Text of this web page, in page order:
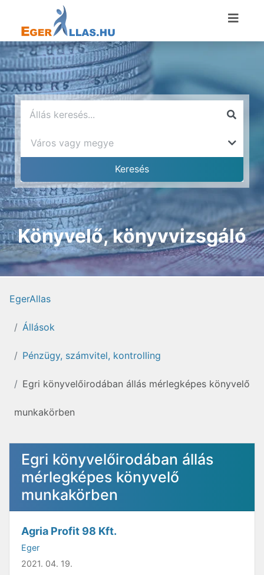
Könyvelő, könyvvizsgáló
EgerAllas
Állások
Pénzügy, számvitel, kontrolling
Egri könyvelőirodában állás mérlegképes könyvelő
munkakörben
Egri könyvelőirodában állás
mérlegképes könyvelő
munkakörben
Agria Profit 98 Kft.
Eger
2021. 04. 19.